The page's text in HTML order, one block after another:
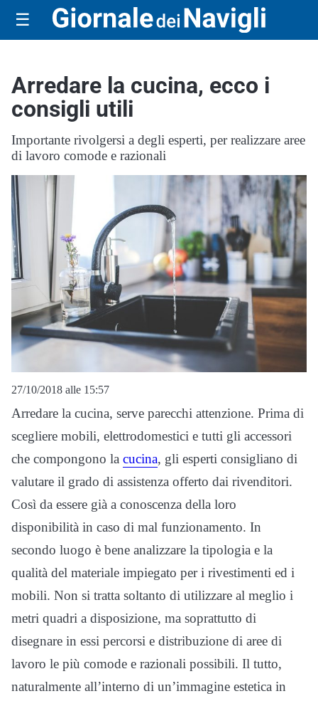
☰
Arredare la cucina, ecco i
consigli utili
Importante rivolgersi a degli esperti, per realizzare aree
di lavoro comode e razionali
27/10/2018 alle 15:57
Arredare la cucina, serve parecchi attenzione. Prima di
scegliere mobili, elettrodomestici e tutti gli accessori
che compongono la cucina, gli esperti consigliano di
valutare il grado di assistenza offerto dai rivenditori.
Così da essere già a conoscenza della loro
disponibilità in caso di mal funzionamento. In
secondo luogo è bene analizzare la tipologia e la
qualità del materiale impiegato per i rivestimenti ed i
mobili. Non si tratta soltanto di utilizzare al meglio i
metri quadri a disposizione, ma soprattutto di
disegnare in essi percorsi e distribuzione di aree di
lavoro le più comode e razionali possibili. Il tutto,
naturalmente all’interno di un’immagine estetica in